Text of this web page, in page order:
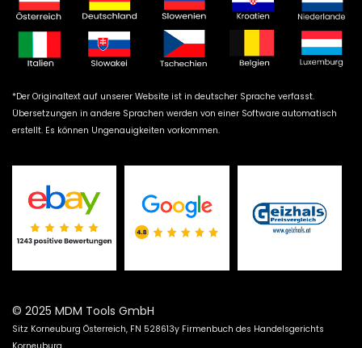
*Der Originaltext auf unserer Website ist in deutscher Sprache verfasst.
Übersetzungen in andere Sprachen werden von einer Software automatisch
erstellt. Es können Ungenauigkeiten vorkommen.
© 2025 MDM Tools GmbH
Sitz Korneuburg Österreich, FN 528613y Firmenbuch des Handelsgerichts
Korneuburg